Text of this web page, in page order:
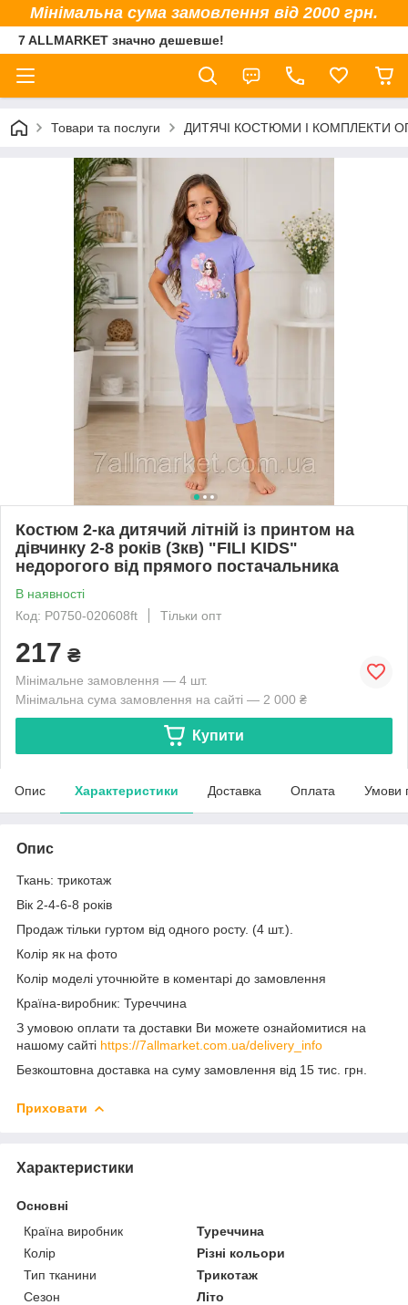
Мінімальна сума замовлення від 2000 грн.
7 ALLMARKET значно дешевше!
Товари та послуги ДИТЯЧІ КОСТЮМИ І КОМПЛЕКТИ
Костюм 2-ка дитячий літній із принтом на
дівчинку 2-8 років (3кв) "FILI KIDS"
недорогого від прямого постачальника
В наявності
Код: P0750-020608ft
Тільки опт
217 ₴
Мінімальне замовлення — 4 шт.
Мінімальна сума замовлення на сайті — 2 000 ₴
Купити
Опис Характеристики Доставка Оплата Умови
Опис
Ткань: трикотаж
Вік 2-4-6-8 років
Продаж тільки гуртом від одного росту. (4 шт.).
Колір як на фото
Колір моделі уточнюйте в коментарі до замовлення
Країна-виробник: Туреччина
З умовою оплати та доставки Ви можете ознайомитися на
нашому сайті https://7allmarket.com.ua/delivery_info
Безкоштовна доставка на суму замовлення від 15 тис. грн.
Приховати
Характеристики
Основні
Країна виробник
Туреччина
Колір
Різні кольори
Тип тканини
Трикотаж
Сезон
Літо